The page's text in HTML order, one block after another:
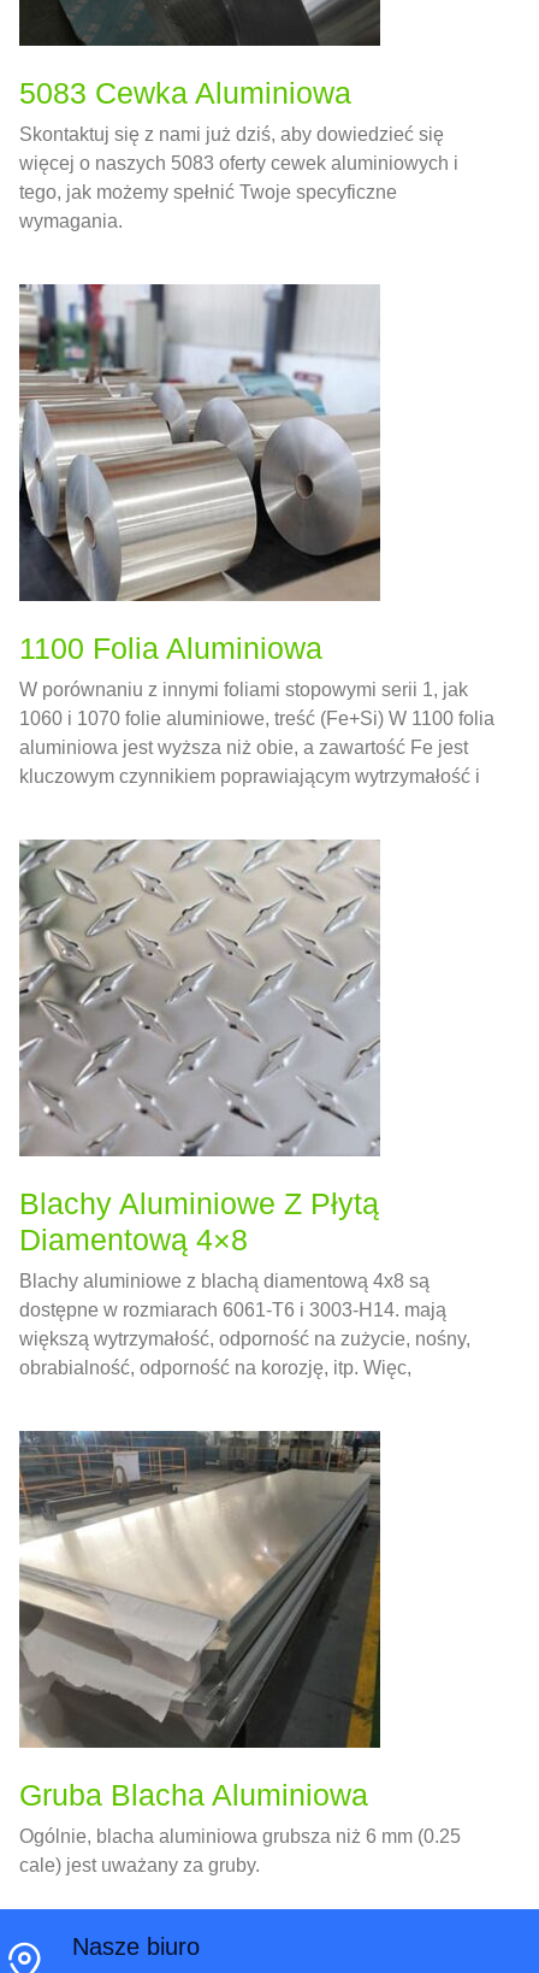
5083 Cewka Aluminiowa
Skontaktuj się z nami już dziś, aby dowiedzieć się
więcej o naszych 5083 oferty cewek aluminiowych i
tego, jak możemy spełnić Twoje specyficzne
wymagania.
1100 Folia Aluminiowa
W porównaniu z innymi foliami stopowymi serii 1, jak
1060 i 1070 folie aluminiowe, treść (Fe+Si) W 1100 folia
aluminiowa jest wyższa niż obie, a zawartość Fe jest
kluczowym czynnikiem poprawiającym wytrzymałość i
Blachy Aluminiowe Z Płytą
Diamentową 4×8
Blachy aluminiowe z blachą diamentową 4x8 są
dostępne w rozmiarach 6061-T6 i 3003-H14. mają
większą wytrzymałość, odporność na zużycie, nośny,
obrabialność, odporność na korozję, itp. Więc,
Gruba Blacha Aluminiowa
Ogólnie, blacha aluminiowa grubsza niż 6 mm (0.25
cale) jest uważany za gruby.
Nasze biuro